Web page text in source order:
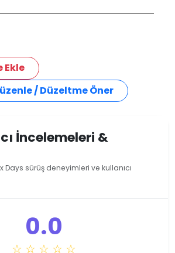
Ekle
/ Düzeltme Öner
İncelemeleri &
Days sürüş deneyimleri ve kullanıcı
0.0
☆ ☆ ☆ ☆ ☆